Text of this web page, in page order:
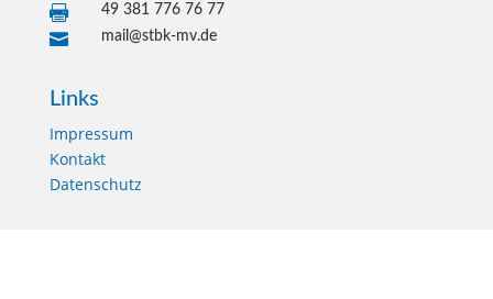
 49 381 776 76 77
 mail@stbk-mv.de
Links
Impressum
Kontakt
Datenschutz